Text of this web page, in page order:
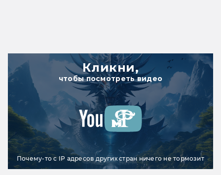
Кликни,
чтобы посмотреть видео
Почему-то с IP адресов других стран ничего не тормозит